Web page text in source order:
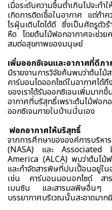
เมื่อระดับความชื้นต่ำเกินไปจะทำ
เกิดการติดเชื้อในอากาศ แต่ถ้าค
ไรฝุ่นเติบโตได้ดี ซึ่งเป็นศัตรูตัว
หืด โดยต้นไม้ฟอกอากาศจะช่วย
สมต่อสุขภาพของมนุษย์
เพิ่มออกซิเจนและอากาศที่ดีภา
มีรายงานการวิจัยค้นพบว่าต้นไม้
คาร์บอนไดออกไซด์ในอากาศไ
ของเราได้รับออกซิเจนเพิ่มมาก
อากาศที่บริสุทธิ์เพราะต้นไม้ฟอ
ออกซิเจนภายในบ้านนั่นเอง
ฟอกอากาศให้บริสุทธิ์
จากการศึกษาขององค์การบริหา
(NASA) และ Associated
America (ALCA) พบว่าต้นไม้
และกำจัดสารพิษที่ปนเปื้อนอยู่ใน
เช่น คาร์บอนมอนอกไซด์ สาร
เบนซิน และสารมลพิษอื่นๆ
บรรยากาศบริเวณนั้นสะอาดมาก